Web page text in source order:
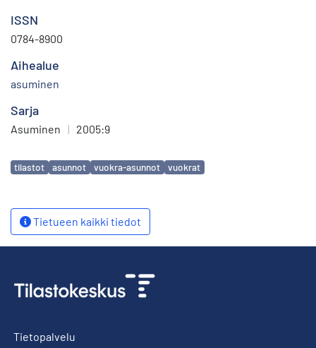
ISSN
0784-8900
Aihealue
asuminen
Sarja
Asuminen | 2005:9
Avainsanat
tilastot asunnot vuokra-asunnot vuokrat
Tietueen kaikki tiedot
Tietopalvelu